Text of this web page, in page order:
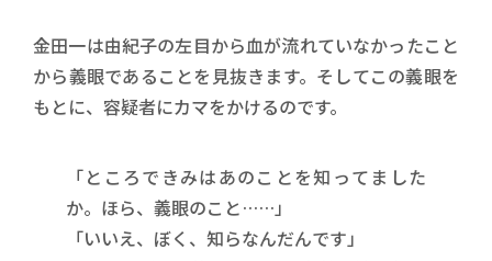
金田一は由紀子の左目から血が流れていなかったこと
から義眼であることを見抜きます。そしてこの義眼を
もとに、容疑者にカマをかけるのです。
「ところできみはあのことを知ってました
か。ほら、義眼のこと……」
「いいえ、ぼく、知らなんだんです」